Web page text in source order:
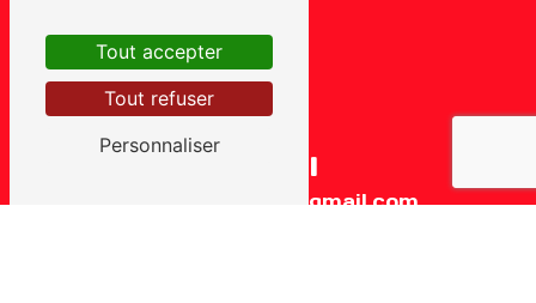
E-mail
auto.ecole.fame@gmail.com
Tout accepter
Tout refuser
Personnaliser